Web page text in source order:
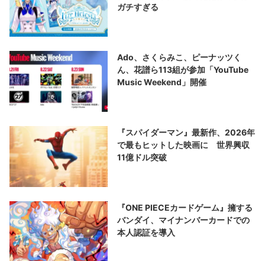
ガチすぎる
Ado、さくらみこ、ピーナッツく
ん、花譜ら113組が参加「YouTube
Music Weekend」開催
『スパイダーマン』最新作、2026年
で最もヒットした映画に 世界興収
11億ドル突破
『ONE PIECEカードゲーム』擁する
バンダイ、マイナンバーカードでの
本人認証を導入